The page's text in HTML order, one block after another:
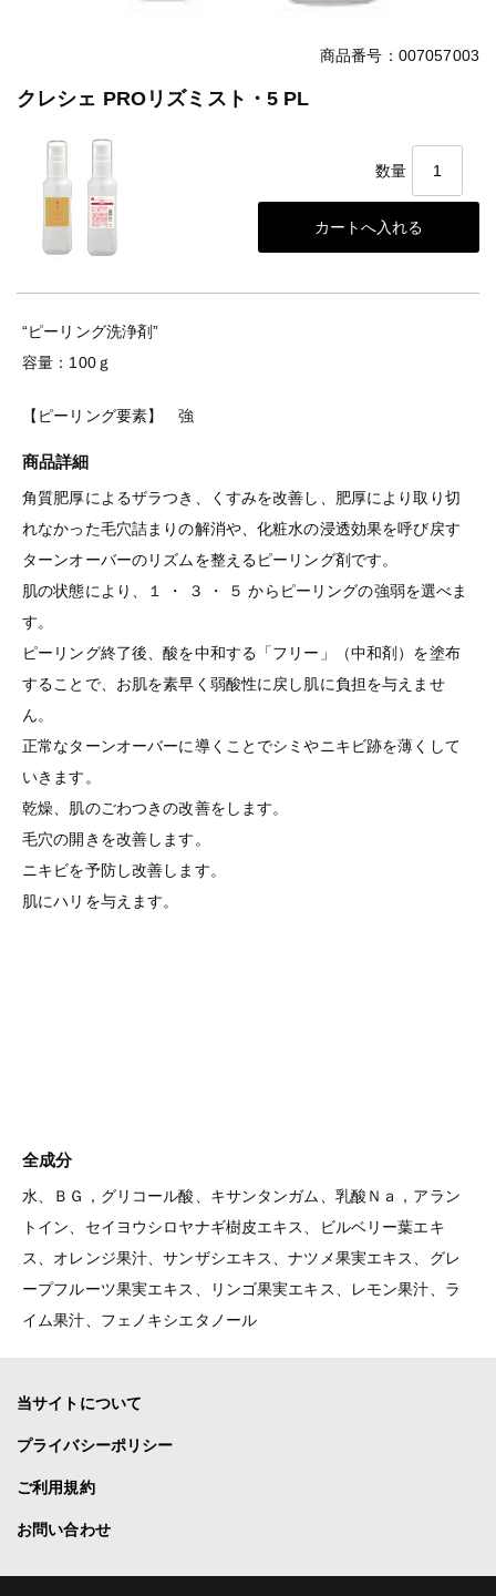
商品番号：007057003
クレシェ PROリズミスト・5 PL
数量
“ピーリング洗浄剤”
容量：100ｇ
【ピーリング要素】 強
商品詳細
角質肥厚によるザラつき、くすみを改善し、肥厚により取り切
れなかった毛穴詰まりの解消や、化粧水の浸透効果を呼び戻す
ターンオーバーのリズムを整えるピーリング剤です。
肌の状態により、１ ・ ３ ・ ５ からピーリングの強弱を選べま
す。
ピーリング終了後、酸を中和する「フリー」（中和剤）を塗布
することで、お肌を素早く弱酸性に戻し肌に負担を与えませ
ん。
正常なターンオーバーに導くことでシミやニキビ跡を薄くして
いきます。
乾燥、肌のごわつきの改善をします。
毛穴の開きを改善します。
ニキビを予防し改善します。
肌にハリを与えます。
全成分
水、ＢＧ，グリコール酸、キサンタンガム、乳酸Ｎａ，アラン
トイン、セイヨウシロヤナギ樹皮エキス、ビルベリー葉エキ
ス、オレンジ果汁、サンザシエキス、ナツメ果実エキス、グレ
ープフルーツ果実エキス、リンゴ果実エキス、レモン果汁、ラ
イム果汁、フェノキシエタノール
当サイトについて
プライバシーポリシー
ご利用規約
お問い合わせ